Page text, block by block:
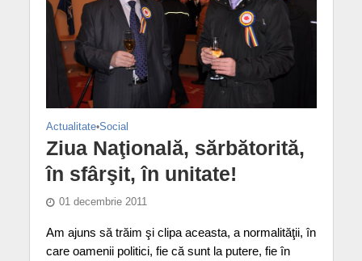
Actualitate•Social
Ziua Naţională, sărbătorită,
în sfârşit, în unitate!
01 decembrie 2011
Am ajuns să trăim şi clipa aceasta, a normalităţii, în
care oamenii politici, fie că sunt la putere, fie în